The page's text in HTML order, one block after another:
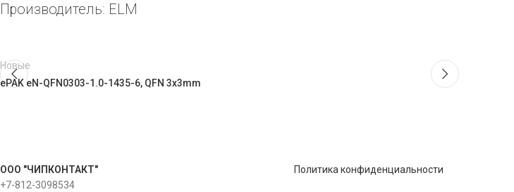
Производитель: ELM
Новые
ePAK eN-QFN0303-1.0-1435-6, QFN 3x3mm
ООО "ЧИПКОНТАКТ"
+7-812-3098534
Политика конфиденциальности